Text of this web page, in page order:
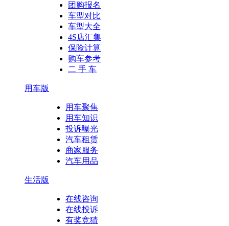
团购报名
车型对比
车型大全
4S店汇集
保险计算
购车参考
二 手 车
用车版
用车聚焦
用车知识
投诉曝光
汽车租赁
商家服务
汽车用品
生活版
在线咨询
在线投诉
有奖竞猜